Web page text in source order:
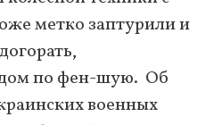
метко заптурили и
по фен-шую. Об
военных